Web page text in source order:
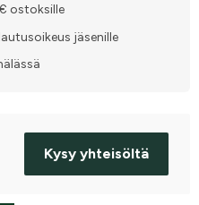
ostoksille
jäsenille
Kysy yhteisöltä